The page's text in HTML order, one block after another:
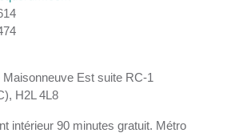
Maisonneuve Est suite RC-1
H2L 4L8
intérieur 90 minutes gratuit. Métro